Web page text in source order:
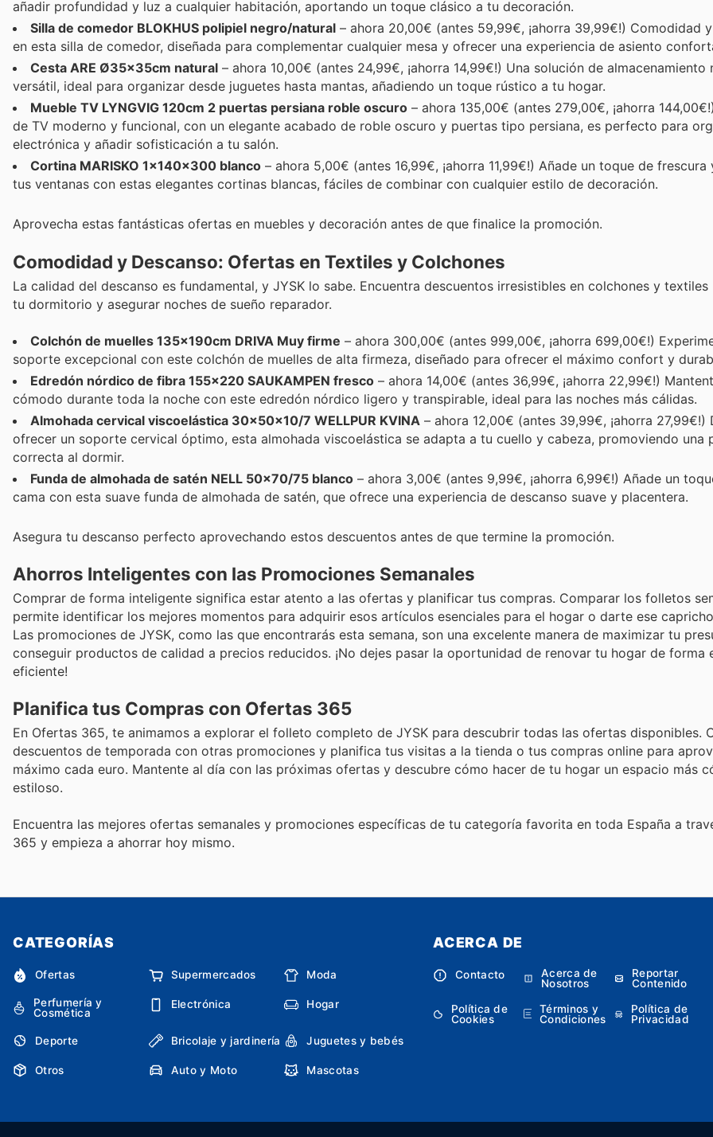
añadir profundidad y luz a cualquier habitación, aportando un toque clásico a tu decoración.
Silla de comedor BLOKHUS polipiel negro/natural – ahora 20,00€ (antes 59,99€, ¡ahorra 39,99€!) Comodidad
en esta silla de comedor, diseñada para complementar cualquier mesa y ofrecer una experiencia de asiento
Cesta ARE Ø35x35cm natural – ahora 10,00€ (antes 24,99€, ¡ahorra 14,99€!) Una solución de almacenamiento
versátil, ideal para organizar desde juguetes hasta mantas, añadiendo un toque rústico a tu hogar.
Mueble TV LYNGVIG 120cm 2 puertas persiana roble oscuro – ahora 135,00€ (antes 279,00€, ¡ahorra
de TV moderno y funcional, con un elegante acabado de roble oscuro y puertas tipo persiana, es perfecto para
electrónica y añadir sofisticación a tu salón.
Cortina MARISKO 1x140x300 blanco – ahora 5,00€ (antes 16,99€, ¡ahorra 11,99€!) Añade un toque de
tus ventanas con estas elegantes cortinas blancas, fáciles de combinar con cualquier estilo de decoración.
Aprovecha estas fantásticas ofertas en muebles y decoración antes de que finalice la promoción.
Comodidad y Descanso: Ofertas en Textiles y Colchones
La calidad del descanso es fundamental, y JYSK lo sabe. Encuentra descuentos irresistibles en colchones y
tu dormitorio y asegurar noches de sueño reparador.
Colchón de muelles 135x190cm DRIVA Muy firme – ahora 300,00€ (antes 999,00€, ¡ahorra 699,00€!)
soporte excepcional con este colchón de muelles de alta firmeza, diseñado para ofrecer el máximo confort y
Edredón nórdico de fibra 155x220 SAUKAMPEN fresco – ahora 14,00€ (antes 36,99€, ¡ahorra 22,99€!)
cómodo durante toda la noche con este edredón nórdico ligero y transpirable, ideal para las noches más cálidas.
Almohada cervical viscoelástica 30x50x10/7 WELLPUR KVINA – ahora 12,00€ (antes 39,99€, ¡ahorra 27,99€!)
ofrecer un soporte cervical óptimo, esta almohada viscoelástica se adapta a tu cuello y cabeza, promoviendo una
correcta al dormir.
Funda de almohada de satén NELL 50x70/75 blanco – ahora 3,00€ (antes 9,99€, ¡ahorra 6,99€!) Añade un
cama con esta suave funda de almohada de satén, que ofrece una experiencia de descanso suave y placentera.
Asegura tu descanso perfecto aprovechando estos descuentos antes de que termine la promoción.
Ahorros Inteligentes con las Promociones Semanales
Comprar de forma inteligente significa estar atento a las ofertas y planificar tus compras. Comparar los folletos
permite identificar los mejores momentos para adquirir esos artículos esenciales para el hogar o darte ese
Las promociones de JYSK, como las que encontrarás esta semana, son una excelente manera de maximizar tu
conseguir productos de calidad a precios reducidos. ¡No dejes pasar la oportunidad de renovar tu hogar de forma
eficiente!
Planifica tus Compras con Ofertas 365
En Ofertas 365, te animamos a explorar el folleto completo de JYSK para descubrir todas las ofertas disponibles.
descuentos de temporada con otras promociones y planifica tus visitas a la tienda o tus compras online para
máximo cada euro. Mantente al día con las próximas ofertas y descubre cómo hacer de tu hogar un espacio más
estiloso.
Encuentra las mejores ofertas semanales y promociones específicas de tu categoría favorita en toda España a
365 y empieza a ahorrar hoy mismo.
CATEGORÍAS
Ofertas Supermercados Moda
Perfumería y
Cosmética
Electrónica Hogar
Deporte Bricolaje y jardinería Juguetes y bebés
Otros Auto y Moto Mascotas
ACERCA DE
Contacto
Acerca de
Nosotros
Reportar
Contenido
Política de
Cookies
Términos y
Condiciones
Política de
Privacidad